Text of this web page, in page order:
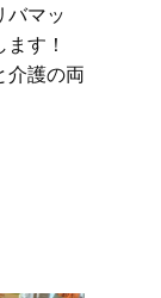
バマッ
す！
介護の両